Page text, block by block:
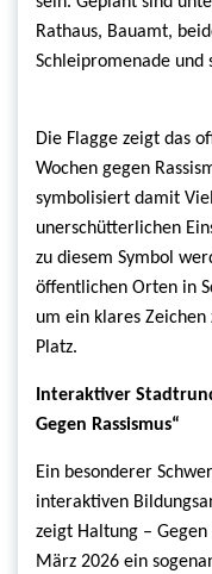
Rathaus, Bauamt,
Schleipromenade und
Die Flagge zeigt das
Wochen gegen
symbolisiert damit
unerschütterlichen
zu diesem Symbol
öffentlichen Orten in
um ein klares Zeichen
Platz.
Interaktiver
Gegen Rassismus“
Ein besonderer
interaktiven
zeigt Haltung – Gegen
März 2026 ein